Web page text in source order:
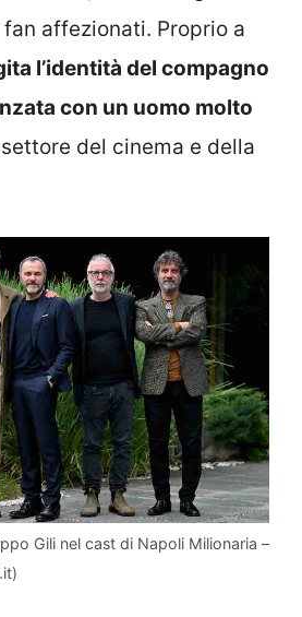
affezionati. Proprio a
l’identità del compagno
con un uomo molto
del cinema e della
Gili nel cast di Napoli Milionaria –